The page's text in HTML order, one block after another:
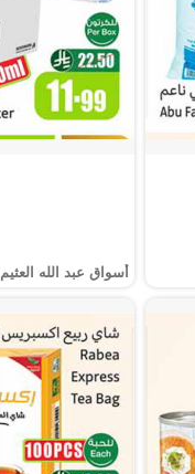
أسواق عبد الله العثيم